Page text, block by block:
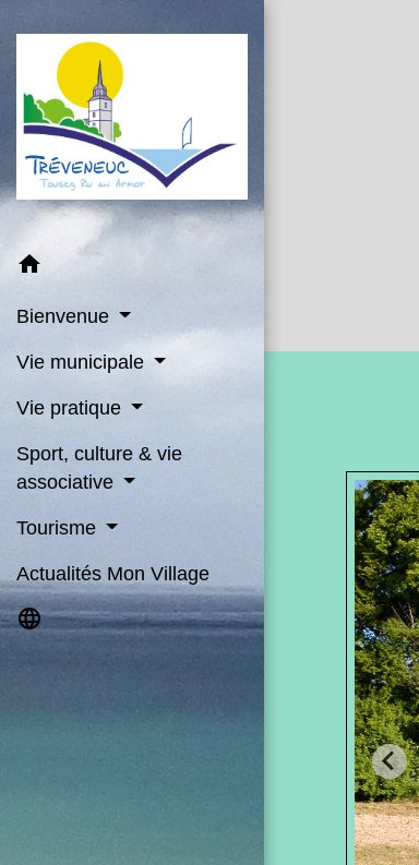
home
Bienvenue
Vie municipale
Vie pratique
Sport, culture & vie
associative
Tourisme
Actualités Mon Village
language